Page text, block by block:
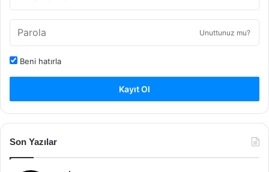
Unuttunuz mu?
Beni hatırla
Kayıt Ol
Son Yazılar